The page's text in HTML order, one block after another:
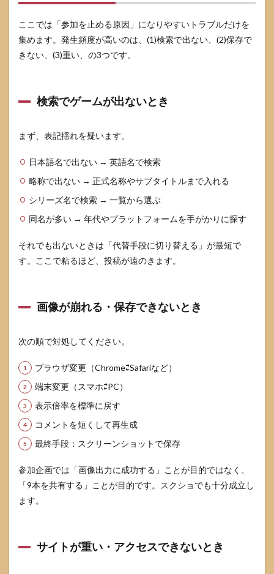
ここでは「参加を止める原因」になりやすいトラブルだけを
集めます。発生頻度が高いのは、(1)検索で出ない、(2)保存で
きない、(3)重い、の3つです。
検索でゲームが出ないとき
まず、表記揺れを疑います。
日本語名で出ない → 英語名で検索
略称で出ない → 正式名称やサブタイトルまで入れる
シリーズ名で検索 → 一覧から選ぶ
同名が多い → 年代やプラットフォームを手がかりに探す
それでも出ないときは「代替手段に切り替える」が最短で
す。ここで粘るほど、投稿が遠のきます。
画像が崩れる・保存できないとき
次の順で対処してください。
ブラウザ変更（Chrome⇄Safariなど）
端末変更（スマホ⇄PC）
表示倍率を標準に戻す
コメントを短くして再生成
最終手段：スクリーンショットで保存
参加企画では「画像出力に成功する」ことが目的ではなく、
「9本を共有する」ことが目的です。スクショでも十分成立し
ます。
サイトが重い・アクセスできないとき